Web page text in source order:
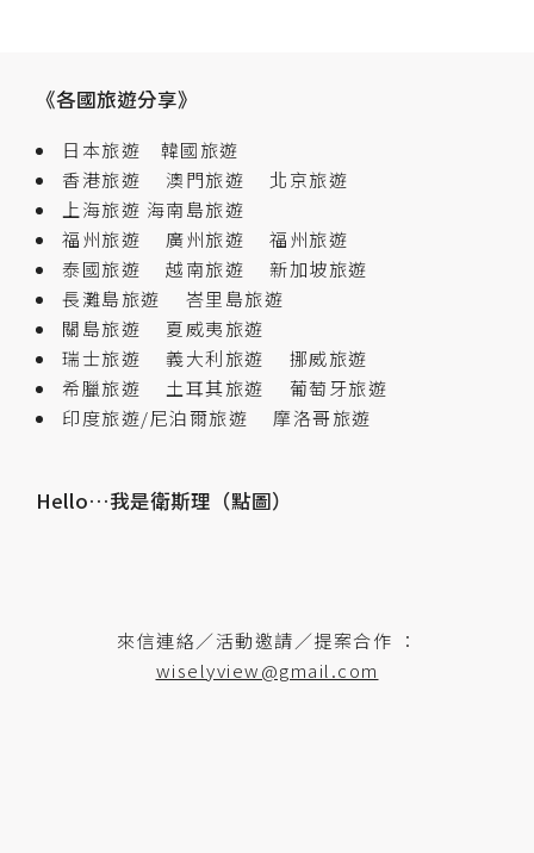
《各國旅遊分享》
日本旅遊
韓國旅遊
香港旅遊
澳門旅遊
北京旅遊
上海旅遊 海南島旅遊
福州旅遊
廣州旅遊
福州旅遊
泰國旅遊
越南旅遊
新加坡旅遊
長灘島旅遊
峇里島旅遊
關島旅遊
夏威夷旅遊
瑞士旅遊
義大利旅遊
挪威旅遊
希臘旅遊
土耳其旅遊
葡萄牙旅遊
印度旅遊/尼泊爾旅遊
摩洛哥旅遊
Hello…我是衛斯理（點圖）
來信連絡／活動邀請／提案合作 ：
wiselyview@gmail.com